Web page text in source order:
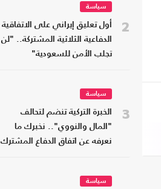
2
سياسة
أول تعليق إيراني على الاتفاقية
الدفاعية الثلاثية المشتركة.. "لن
تجلب الأمن للسعودية"
3
سياسة
الخبرة التركية تنضم لتحالف
"المال والنووي".. نخبرك ما
نعرفه عن اتفاق الدفاع المشترك
سياسة